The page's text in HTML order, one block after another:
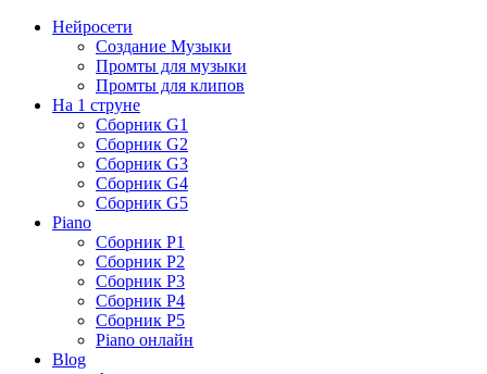
Нейросети
Создание Музыки
Промты для музыки
Промты для клипов
На 1 струне
Сборник G1
Сборник G2
Сборник G3
Сборник G4
Сборник G5
Piano
Сборник P1
Сборник P2
Сборник P3
Сборник P4
Сборник P5
Piano онлайн
Blog